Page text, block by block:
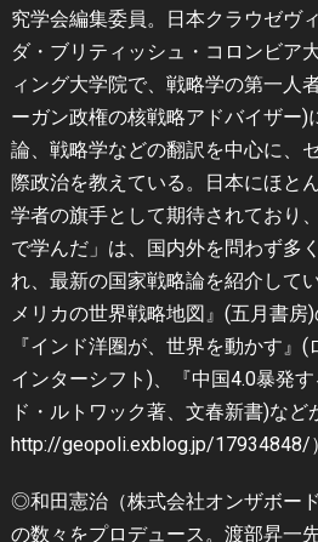
究学会編集委員。日本クラウゼヴ
ダ・ブリティッシュ・コロンビア
ィング大学院で、戦略学の第一人
ーガン政権の核戦略アドバイザー)
論、戦略学などの翻訳を中心に、
際政治を教えている。日本にほと
学者の旗手として期待されており
で学んだ」は、国内外を問わず多
れ、最新の国家戦略論を紹介して
メリカの世界戦略地図』(五月書房)
『インド洋圏が、世界を動かす』(
インターシフト)、『中国4.0暴発
ド・ルトワック著、文春新書)な
http://geopoli.exblog.jp/17934848/）
◎和田憲治（株式会社オンザボー
の数々をプロデュース。渡部昇一